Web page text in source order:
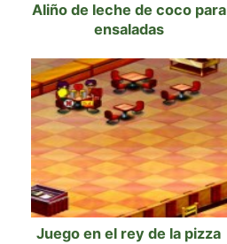
Aliño de leche de coco para
ensaladas
Juego en el rey de la pizza